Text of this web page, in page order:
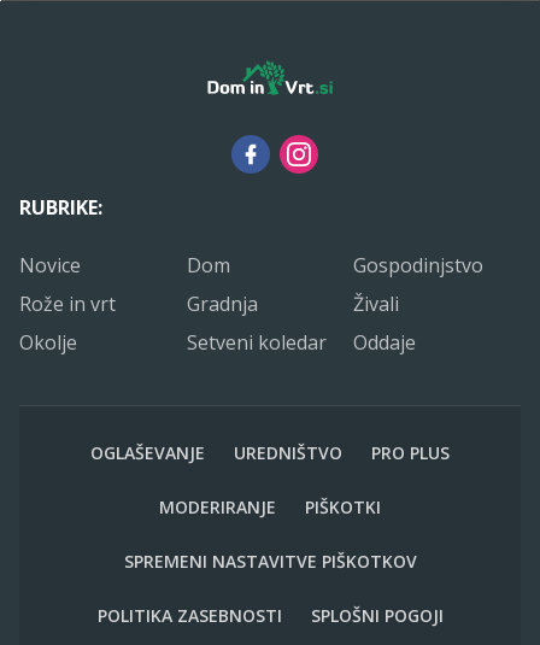
Endivija
RUBRIKE:
Novice Dom
Gospodinjstvo
Rože in vrt
Gradnja
Živali
Okolje
Setveni koledar Oddaje
OGLAŠEVANJE UREDNIŠTVO PRO PLUS
MODERIRANJE PIŠKOTKI
SPREMENI NASTAVITVE PIŠKOTKOV
POLITIKA ZASEBNOSTI SPLOŠNI POGOJI